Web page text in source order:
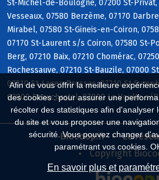
Afin de vous offrir la meilleure
des cookies : pour assurer une
récolter des statistiques afin d'analyser
du site et vous proposer une
sécurité. Vous pouvez changer
paramétrant vos cookies.
En savoir plus et
St-Michel-de-Boulogne, 07200 St-Privat,
Vesseaux, 07580 Berzème, 07170
Mirabel, 07580 St-Gineis-en-Coiron,
07170 St-Laurent s/s Coiron, 07580 St-
Berg, 07210 Baix, 07210 Chomérac,
Rochessauve, 07210 St-Bauzile, 07000
07210 St-Lager-Bressac, 07210 St-
07800 Beauchastel, 07800 La Voulte s/
Biocoop.fr
Le
Copyright